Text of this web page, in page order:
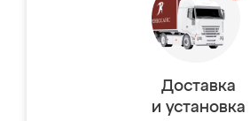
Доставка
и установка